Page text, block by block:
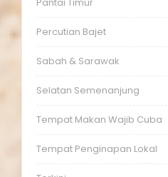
Percutian Bajet
Sabah & Sarawak
Selatan Semenanjung
Tempat Makan Wajib Cuba
Tempat Penginapan Lokal